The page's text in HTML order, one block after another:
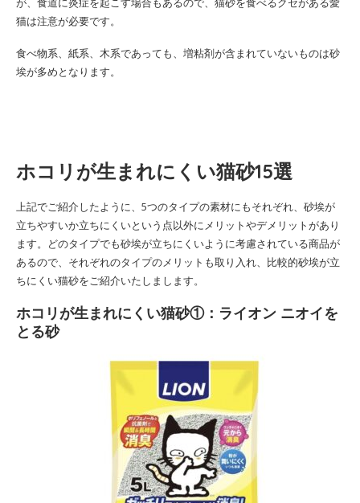
猫は注意が必要です。
食べ物系、紙系、木系であっても、増粘剤が含まれていないものは砂
埃が多めとなります。
ホコリが生まれにくい猫砂15選
上記でご紹介したように、5つのタイプの素材にもそれぞれ、砂埃が
立ちやすいか立ちにくいという点以外にメリットやデメリットがあり
ます。どのタイプでも砂埃が立ちにくいように考慮されている商品が
あるので、それぞれのタイプのメリットも取り入れ、比較的砂埃が立
ちにくい猫砂をご紹介いたしまします。
ホコリが生まれにくい猫砂①：ライオン ニオイを
とる砂